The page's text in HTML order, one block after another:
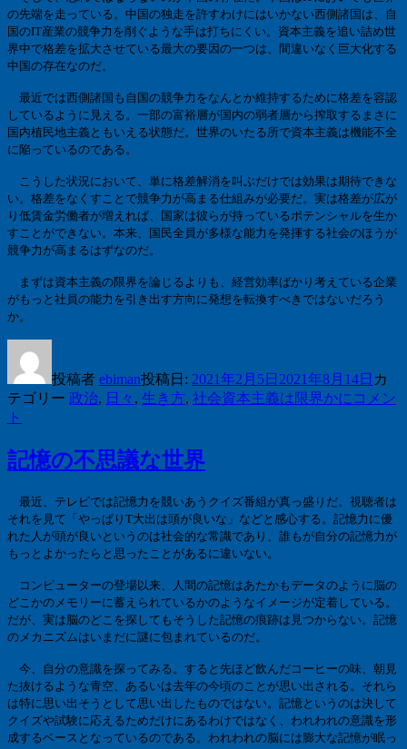
の先端を走っている。中国の独走を許すわけにはいかない西側諸国は、自
国のIT産業の競争力を削ぐような手は打ちにくい。資本主義を追い詰め世
界中で格差を拡大させている最大の要因の一つは、間違いなく巨大化する
中国の存在なのだ。
最近では西側諸国も自国の競争力をなんとか維持するために格差を容認
しているように見える。一部の富裕層が国内の弱者層から搾取するまさに
国内植民地主義ともいえる状態だ。世界のいたる所で資本主義は機能不全
に陥っているのである。
こうした状況において、単に格差解消を叫ぶだけでは効果は期待できな
い。格差をなくすことで競争力が高まる仕組みが必要だ。実は格差が広が
り低賃金労働者が増えれば、国家は彼らが持っているポテンシャルを生か
すことができない。本来、国民全員が多様な能力を発揮する社会のほうが
競争力が高まるはずなのだ。
まずは資本主義の限界を論じるよりも、経営効率ばかり考えている企業
がもっと社員の能力を引き出す方向に発想を転換すべきではないだろう
か。
投稿者 ebiman投稿日: 2021年2月5日 2021年8月14日 カ
テゴリー 政治, 日々 , 生き方, 社会資本主義は限界かにコメン
ト
記憶の不思議な世界
最近、テレビでは記憶力を競いあうクイズ番組が真っ盛りだ。視聴者は
それを見て「やっぱり T大出は頭が良いな」などと感心する。記憶力に優
れた人が頭が良いというのは社会的な常識であり、誰もが自分の記憶力が
もっとよかったらと思ったことがあるに違いない。
コンピューターの登場以来、人間の記憶はあたかもデータのように脳の
どこかのメモリーに蓄えられているかのようなイメージが定着している。
だが、実は脳のどこを探してもそうした記憶の痕跡は見つからない。記憶
のメカニズムはいまだに謎に包まれているのだ。
今、自分の意識を探ってみる。すると先ほど飲んだコーヒーの味、朝見
た抜けるような青空、あるいは去年の今頃のことが思い出される。それら
は特に思い出そうとして思い出したものではない。記憶というのは決して
クイズや試験に応えるためだけにあるわけではなく、われわれの意識を形
成するベースとなっているのである。われわれの脳には膨大な記憶が眠っ